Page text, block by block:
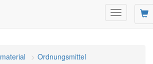
Navigation
umschalten
Ordnungsmittel